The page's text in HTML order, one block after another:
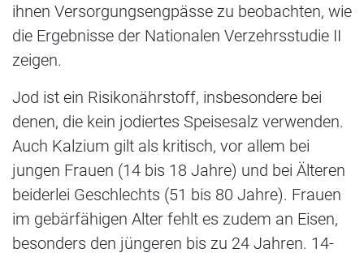
ihnen Versorgungsengpässe zu beobachten, wie
die Ergebnisse der Nationalen Verzehrsstudie II
zeigen.
Jod ist ein Risikonährstoff, insbesondere bei
denen, die kein jodiertes Speisesalz verwenden.
Auch Kalzium gilt als kritisch, vor allem bei
jungen Frauen (14 bis 18 Jahre) und bei Älteren
beiderlei Geschlechts (51 bis 80 Jahre). Frauen
im gebärfähigen Alter fehlt es zudem an Eisen,
besonders den jüngeren bis zu 24 Jahren. 14-